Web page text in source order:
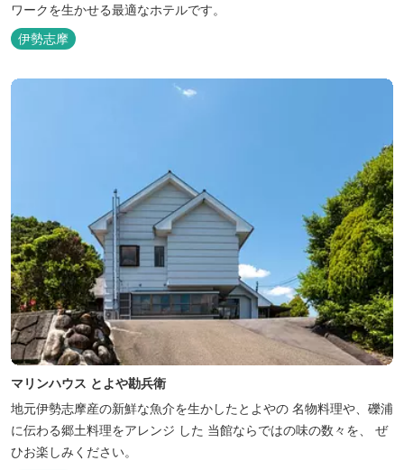
ワークを生かせる最適なホテルです。
伊勢志摩
マリンハウス とよや勘兵衛
地元伊勢志摩産の新鮮な魚介を生かしたとよやの 名物料理や、礫浦
に伝わる郷土料理をアレンジ した 当館ならではの味の数々を、 ぜ
ひお楽しみください。